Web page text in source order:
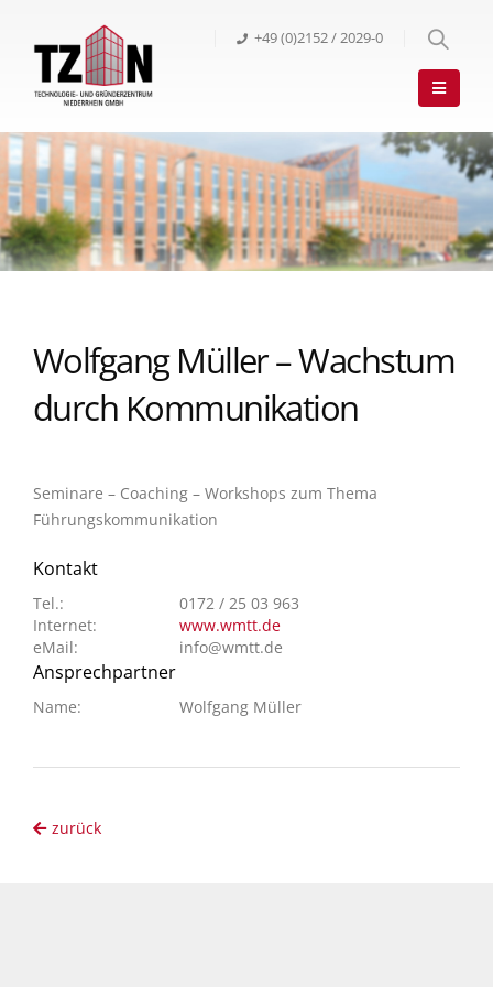
+49 (0)2152 / 2029-0
Wolfgang Müller – Wachstum
durch Kommunikation
Seminare – Coaching – Workshops zum Thema
Führungskommunikation
Kontakt
Tel.:
0172 / 25 03 963
Internet:
www.wmtt.de
eMail:
info@wmtt.de
Ansprechpartner
Name: Wolfgang Müller
zurück